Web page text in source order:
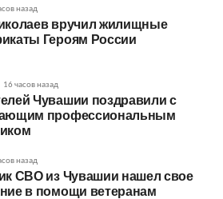
назад
вручил жилищные
Героям России
16 часов назад
Чувашии поздравили с
профессиональным
назад
СВО из Чувашии нашел свое
в помощи ветеранам